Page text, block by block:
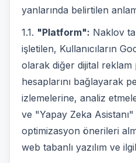
yanlarında belirtilen
1.1. "Platform": Naklov
işletilen, Kullanıcıların
olarak diğer dijital reklam
hesaplarını bağlayarak
izlemelerine, analiz
ve "Yapay Zeka Asistanı"
optimizasyon önerileri
web tabanlı yazılım ve